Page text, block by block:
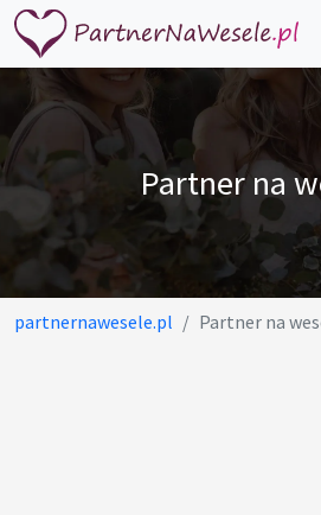
Partner na
partnernawesele.pl Partner na